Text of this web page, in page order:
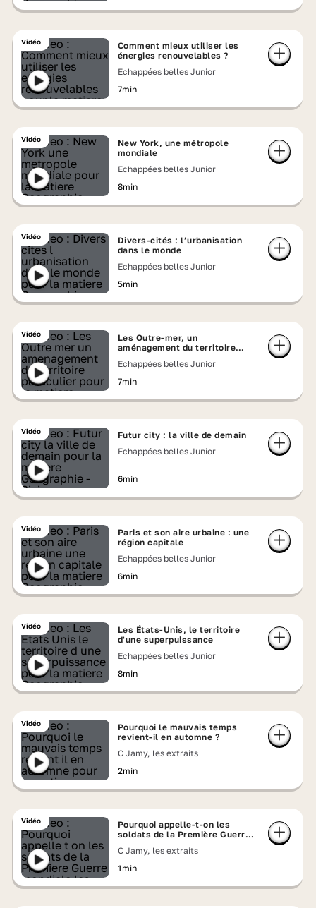
Vidéo
Comment mieux utiliser les
énergies renouvelables ?
Echappées belles Junior
7min
Vidéo
New York, une métropole
mondiale
Echappées belles Junior
8min
Vidéo
Divers-cités : l’urbanisation
dans le monde
Echappées belles Junior
5min
Vidéo
Les Outre-mer, un
aménagement du territoire
Echappées belles Junior
7min
Vidéo
Futur city : la ville de demain
Echappées belles Junior
6min
Vidéo
Paris et son aire urbaine : une
région capitale
Echappées belles Junior
6min
Vidéo
Les États-Unis, le territoire
d'une superpuissance
Echappées belles Junior
8min
Vidéo
Pourquoi le mauvais temps
revient-il en automne ?
C Jamy, les extraits
2min
Vidéo
Pourquoi appelle-t-on les
soldats de la Première Guerre
C Jamy, les extraits
1min